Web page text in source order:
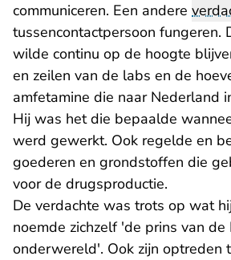
communiceren. Een andere
tussencontactpersoon fungeren.
wilde continu op de hoogte
en zeilen van de labs en de
amfetamine die naar Nederland
Hij was het die bepaalde
werd gewerkt. Ook regelde en
goederen en grondstoffen die
voor de drugsproductie.
De verdachte was trots op wat
noemde zichzelf 'de prins van de
onderwereld'. Ook zijn optreden